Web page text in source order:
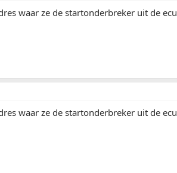
waar ze de startonderbreker uit de ecu
waar ze de startonderbreker uit de ecu